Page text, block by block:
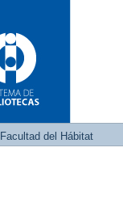
Facultad del Hábitat